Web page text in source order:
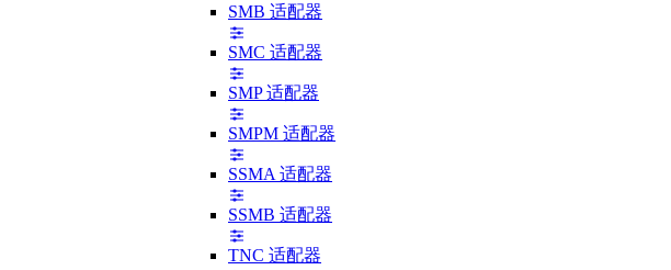
SMB 适配器
SMC 适配器
SMP 适配器
SMPM 适配器
SSMA 适配器
SSMB 适配器
TNC 适配器